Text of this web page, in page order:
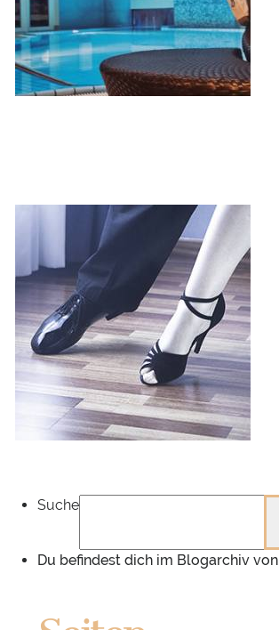
Suche
Du befindest dich im Blogarchiv von